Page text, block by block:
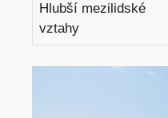
Hlubší mezilidské
vztahy